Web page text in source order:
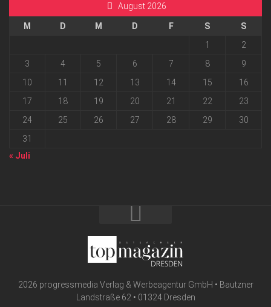
August 2026
M D M D F S
S
1
2
3
4 5 6 7 8
9
10
11 12 13 14 15
16
17
18 19 20 21 22
23
24
25 26 27 28 29
30
31
« Juli
2026 progressmedia Verlag & Werbeagentur GmbH • Bautzner
Landstraße 62 • 01324 Dresden